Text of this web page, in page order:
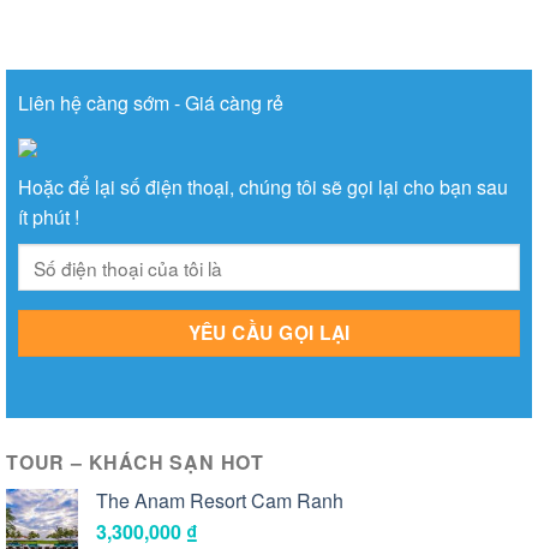
Liên hệ càng sớm - Giá càng rẻ
Hoặc để lại số điện thoại, chúng tôi sẽ gọi lại cho bạn sau
ít phút !
TOUR – KHÁCH SẠN HOT
The Anam Resort Cam Ranh
3,300,000 ₫